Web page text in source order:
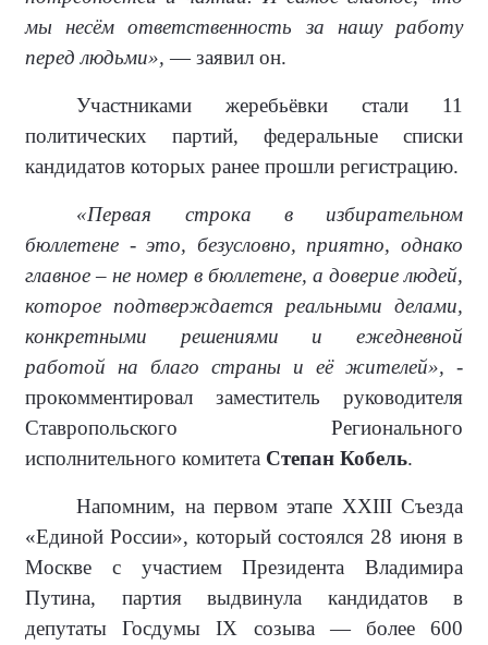
мы несём ответственность за нашу работу
перед людьми», — заявил он.
Участниками жеребьёвки стали 11
политических партий, федеральные списки
кандидатов которых ранее прошли регистрацию.
«Первая строка в избирательном
бюллетене - это, безусловно, приятно, однако
главное – не номер в бюллетене, а доверие людей,
которое подтверждается реальными делами,
конкретными решениями и ежедневной
работой на благо страны и её жителей», -
прокомментировал заместитель руководителя
Ставропольского Регионального
исполнительного комитета Степан Кобель.
Напомним, на первом этапе XXIII Съезда
«Единой России», который состоялся 28 июня в
Москве с участием Президента Владимира
Путина, партия выдвинула кандидатов в
депутаты Госдумы IX созыва — более 600